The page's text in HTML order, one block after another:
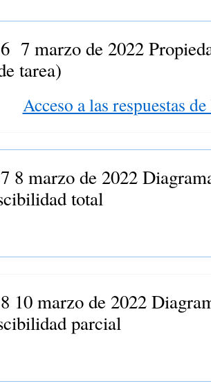
7 marzo de 2022
tarea)
Acceso a las respuestas
8 marzo de 2022
total
10 marzo de 2022
parcial